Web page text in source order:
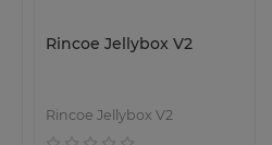
Rincoe Jellybox V2
Rincoe Jellybox V2